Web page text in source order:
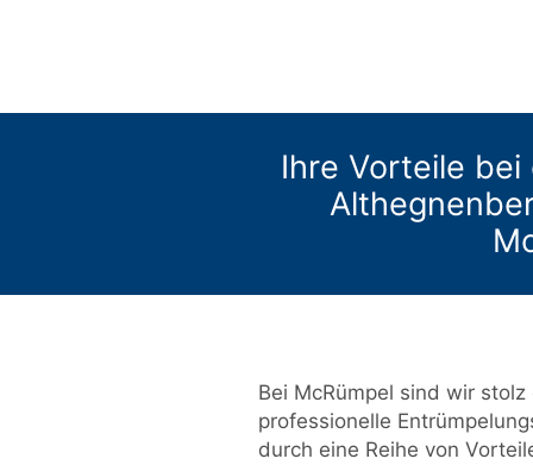
Ihre Vorteile
Bei McRümpel sind wir
professionelle
durch eine Reihe von